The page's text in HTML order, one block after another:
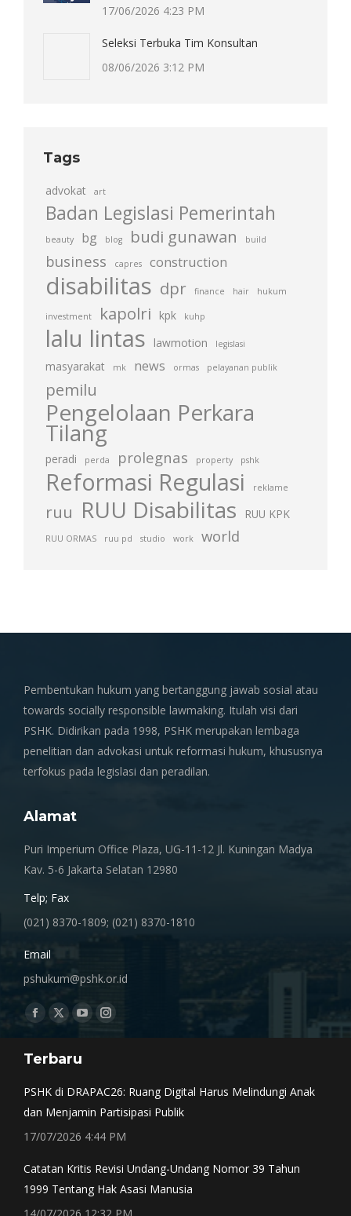
17/06/2026 4:23 PM
Seleksi Terbuka Tim Konsultan
08/06/2026 3:12 PM
Tags
advokat art
Badan Legislasi Pemerintah
beauty bg blog budi gunawan build
business capres construction
disabilitas dpr finance hair hukum
investment kapolri kpk kuhp
lalu lintas lawmotion legislasi
masyarakat mk news ormas pelayanan publik
pemilu
Pengelolaan Perkara
Tilang
peradi perda prolegnas property pshk
Reformasi Regulasi reklame
ruu RUU Disabilitas RUU KPK
RUU ORMAS ruu pd studio work world
Pembentukan hukum yang bertanggung jawab sosial atau
towards socially responsible lawmaking. Itulah visi dari
PSHK. Didirikan pada 1998, PSHK merupakan lembaga
penelitian dan advokasi untuk reformasi hukum, khususnya
terfokus pada legislasi dan peradilan.
Alamat
Puri Imperium Office Plaza, UG-11-12 Jl. Kuningan Madya
Kav. 5-6 Jakarta Selatan 12980
Telp; Fax
(021) 8370-1809; (021) 8370-1810
Email
pshukum@pshk.or.id
Find us on:
Facebook
opens
window
X
opens
window
YouTube
opens
Instagram
window
Terbaru
PSHK di DRAPAC26: Ruang Digital Harus Melindungi Anak
dan Menjamin Partisipasi Publik
17/07/2026 4:44 PM
Catatan Kritis Revisi Undang-Undang Nomor 39 Tahun
1999 Tentang Hak Asasi Manusia